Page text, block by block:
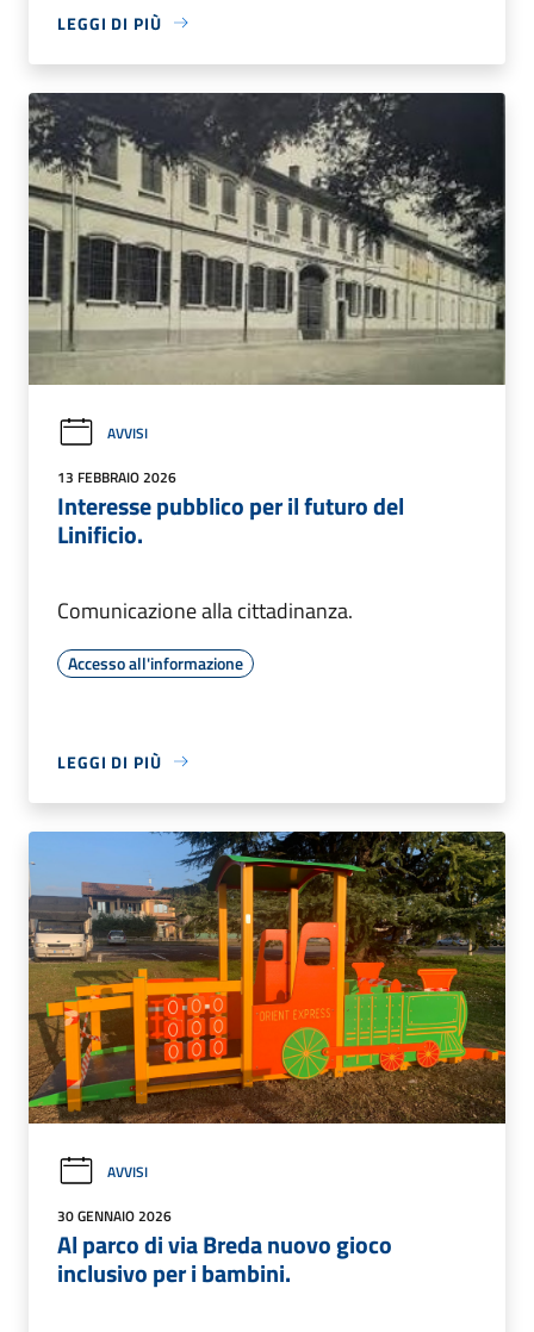
LEGGI DI PIÙ
AVVISI
13 FEBBRAIO 2026
Interesse pubblico per il futuro del
Linificio.
Comunicazione alla cittadinanza.
Accesso all'informazione
LEGGI DI PIÙ
AVVISI
30 GENNAIO 2026
Al parco di via Breda nuovo gioco
inclusivo per i bambini.